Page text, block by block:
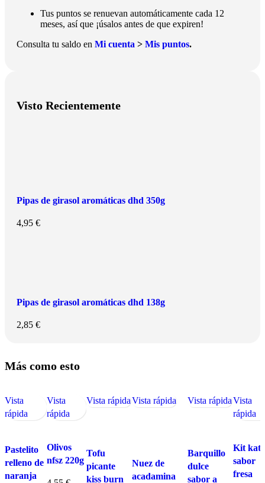
Tus puntos se renuevan automáticamente cada 12
meses, así que ¡úsalos antes de que expiren!
Consulta tu saldo en Mi cuenta > Mis puntos.
Visto Recientemente
Pipas de girasol aromáticas dhd 350g
4,95 €
Pipas de girasol aromáticas dhd 138g
2,85 €
Más como esto
Vista
rápida
Pastelito
relleno de
naranja
Vista
rápida
Olivos
nfsz 220g
Vista rápida
Tofu
picante
kiss burn
Vista rápida
Nuez de
acadamina
Vista rápida
Barquillo
dulce
sabor a
Vista
rápida
Kit kat
sabor
fresa